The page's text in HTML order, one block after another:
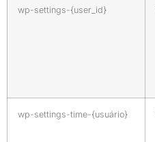
wp-settings-{user_id}
wp-settings-time-{usuário}